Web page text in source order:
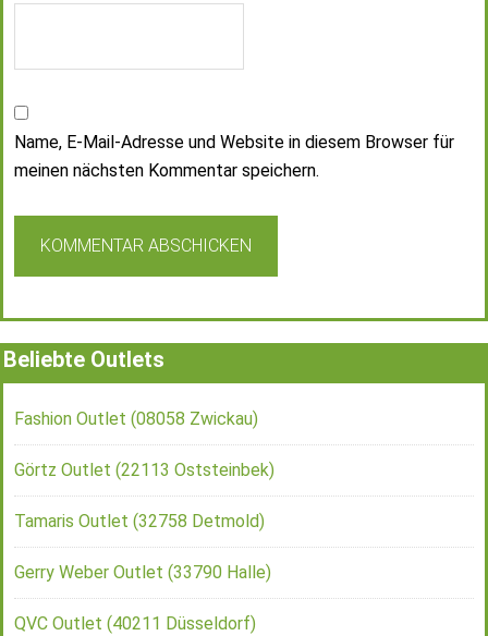
Name, E-Mail-Adresse und Website in diesem Browser für
meinen nächsten Kommentar speichern.
Beliebte Outlets
Fashion Outlet (08058 Zwickau)
Görtz Outlet (22113 Oststeinbek)
Tamaris Outlet (32758 Detmold)
Gerry Weber Outlet (33790 Halle)
QVC Outlet (40211 Düsseldorf)